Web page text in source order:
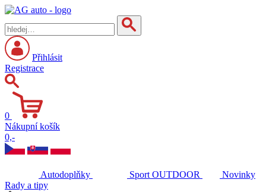
Přihlásit
Registrace
0
Nákupní košík
0,-
Autodoplňky Sport OUTDOOR
Novinky
Rady a tipy